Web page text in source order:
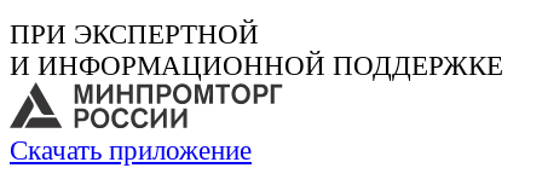
ПРИ ЭКСПЕРТНОЙ
И ИНФОРМАЦИОННОЙ ПОДДЕРЖКЕ
Скачать приложение